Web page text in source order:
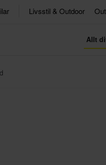
Livsstil & Outdoor
Allt